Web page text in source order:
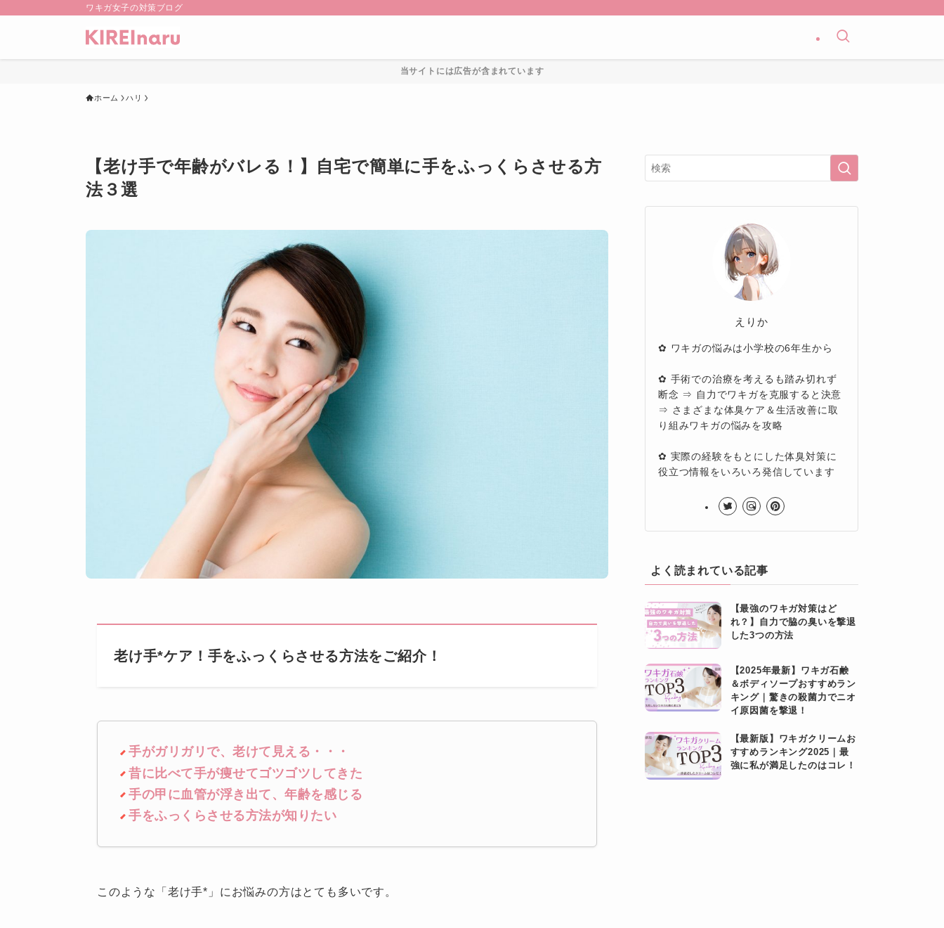
ワキガ女子の対策ブログ
当サイトには広告が含まれています
ホーム ハリ
【老け手で年齢がバレる！】自宅で簡単に手をふっくらさせる方
法３選
老け手*ケア！手をふっくらさせる方法をご紹介！
手がガリガリで、老けて見える・・・
昔に比べて手が痩せてゴツゴツしてきた
手の甲に血管が浮き出て、年齢を感じる
手をふっくらさせる方法が知りたい
このような「老け手*」にお悩みの方はとても多いです。
えりか
✿ ワキガの悩みは小学校の6年生から
✿ 手術での治療を考えるも踏み切れず
断念 ⇒ 自力でワキガを克服すると決意
⇒ さまざまな体臭ケア＆生活改善に取
り組みワキガの悩みを攻略
✿ 実際の経験をもとにした体臭対策に
役立つ情報をいろいろ発信しています
よく読まれている記事
【最強のワキガ対策はど
れ？】自力で脇の臭いを撃退
した3つの方法
【2025年最新】ワキガ石鹸
＆ボディソープおすすめラン
キング｜驚きの殺菌力でニオ
イ原因菌を撃退！
【最新版】ワキガクリームお
すすめランキング2025｜最
強に私が満足したのはコレ！